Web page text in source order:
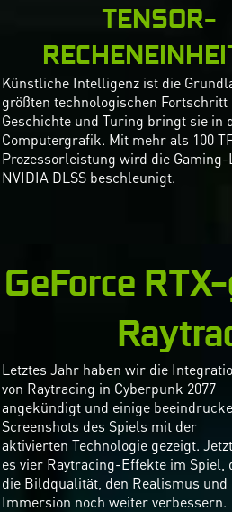
TENSOR-
Künstliche Intelligenz ist die
größten technologischen Fortschritt
Geschichte und Turing bringt sie in
Computergrafik. Mit mehr als 100
Prozessorleistung wird die
NVIDIA DLSS beschleunigt.
GeForce
Letztes Jahr haben wir die
von Raytracing in Cyberpunk 2077
angekündigt und einige
Screenshots des Spiels mit der
aktivierten Technologie gezeigt.
es vier Raytracing-Effekte im Spiel,
die Bildqualität, den Realismus und
Immersion noch weiter verbessern.